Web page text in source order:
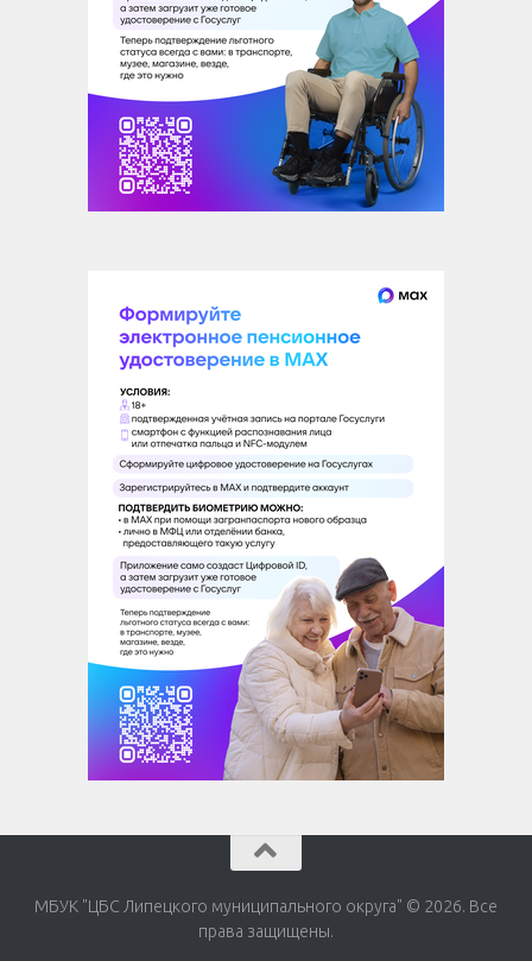
МБУК "ЦБС Липецкого муниципального округа" © 2026. Все
права защищены.